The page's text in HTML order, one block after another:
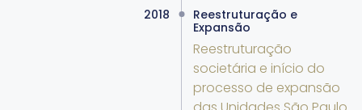
2018
Reestruturação e
Expansão
Reestruturação
societária e início do
processo de expansão